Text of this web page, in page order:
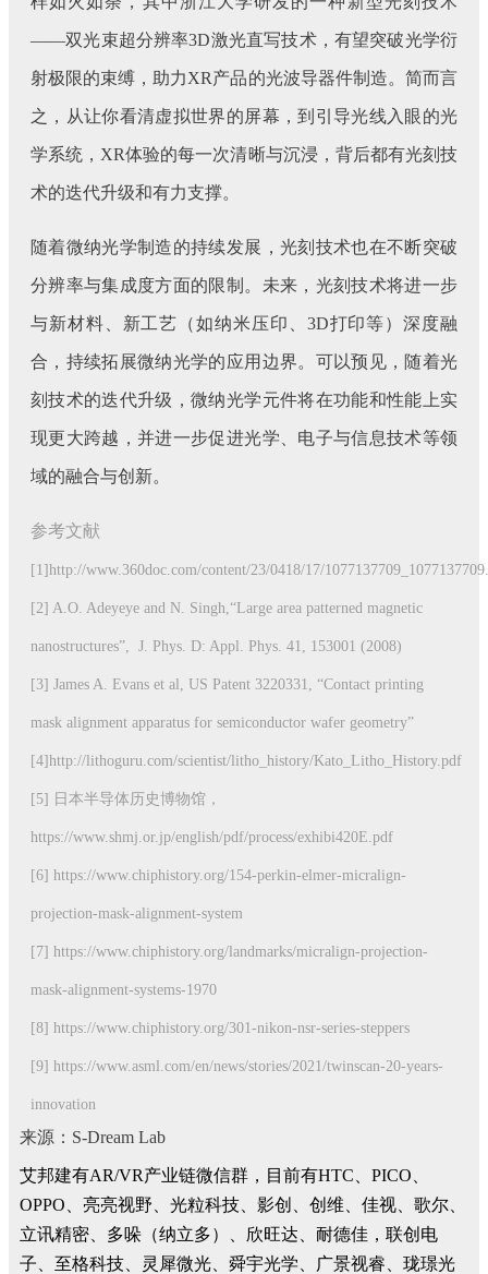
——双光束超分辨率3D激光直写技术，有望突破光学衍
射极限的束缚，助力XR产品的光波导器件制造。简而言
之，从让你看清虚拟世界的屏幕，到引导光线入眼的光
学系统，XR体验的每一次清晰与沉浸，背后都有光刻技
术的迭代升级和有力支撑。
随着微纳光学制造的持续发展，光刻技术也在不断突破
分辨率与集成度方面的限制。未来，光刻技术将进一步
与新材料、新工艺（如纳米压印、3D打印等）深度融
合，持续拓展微纳光学的应用边界。可以预见，随着光
刻技术的迭代升级，微纳光学元件将在功能和性能上实
现更大跨越，并进一步促进光学、电子与信息技术等领
域的融合与创新。
参考文献
[1]http://www.360doc.com/content/23/0418/17/
[2] A.O. Adeyeye and N. Singh,“Large area patterned magnetic
nanostructures”, J. Phys. D: Appl. Phys. 41, 153001 (2008)
[3] James A. Evans et al, US Patent 3220331, “Contact printing
mask alignment apparatus for semiconductor wafer geometry”
[4]http://lithoguru.com/scientist/litho_history/Kato_Litho_History.pdf
[5] 日本半导体历史博物馆，
https://www.shmj.or.jp/english/pdf/process/exhibi420E.pdf
[6] https://www.chiphistory.org/154-perkin-elmer-micralign-
projection-mask-alignment-system
[7] https://www.chiphistory.org/landmarks/micralign-projection-
mask-alignment-systems-1970
[8] https://www.chiphistory.org/301-nikon-nsr-series-steppers
[9] https://www.asml.com/en/news/stories/2021/twinscan-20-years-
innovation
来源：S-Dream Lab
艾邦建有AR/VR产业链微信群，目前有HTC、PICO、
OPPO、亮亮视野、光粒科技、影创、创维、佳视、歌尔、
立讯精密、多哚（纳立多）、欣旺达、耐德佳，联创电
子、至格科技、灵犀微光、舜宇光学、广景视睿、珑璟光